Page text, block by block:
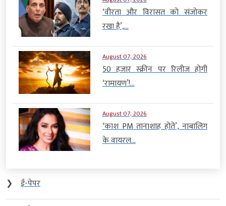
‘वीरता और विरासत को संजोकर
रखा है’,...
August 07, 2026
50 हजार स्क्रीन पर रिलीज होगी
‘रामायण’!...
August 07, 2026
‘काश PM तानाशाह होते’, नाबालिग
के वायरल...
❯
ई-पेपर